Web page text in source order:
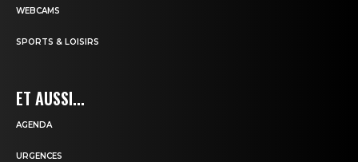
WEBCAMS
SPORTS & LOISIRS
ET AUSSI...
AGENDA
URGENCES